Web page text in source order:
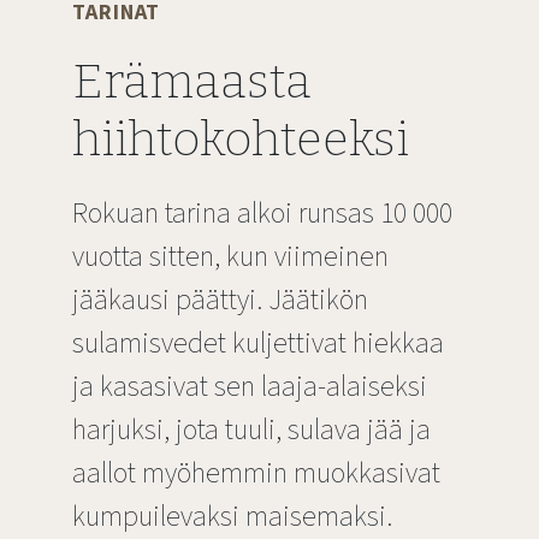
TARINAT
Erämaasta
hiihtokohteeksi
Rokuan tarina alkoi runsas 10 000
vuotta sitten, kun viimeinen
jääkausi päättyi. Jäätikön
sulamisvedet kuljettivat hiekkaa
ja kasasivat sen laaja-alaiseksi
harjuksi, jota tuuli, sulava jää ja
aallot myöhemmin muokkasivat
kumpuilevaksi maisemaksi.